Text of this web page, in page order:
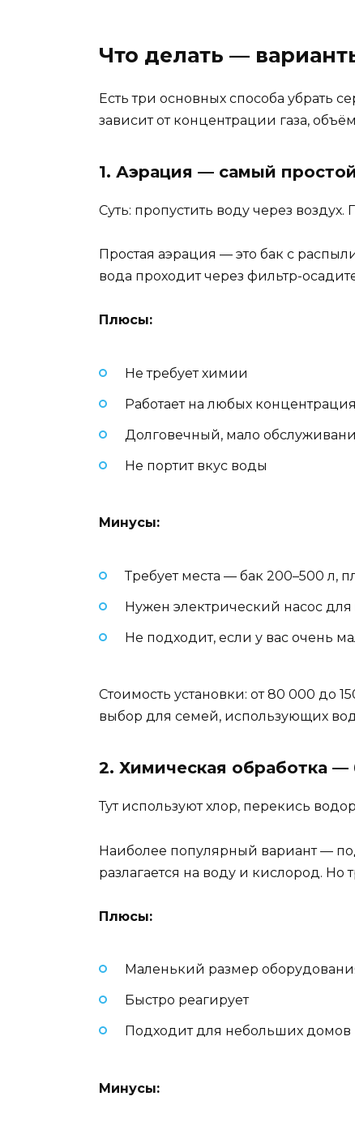
Что делать —
Есть три основных способа убрать
зависит от концентрации газа,
1. Аэрация — самый
Суть: пропустить воду через воздух.
Простая аэрация — это бак с
вода проходит через фильтр-
Плюсы:
Не требует химии
Работает на любых
Долговечный, мало
Не портит вкус воды
Минусы:
Требует места — бак 200–500 л,
Нужен электрический насос
Не подходит, если у вас очень
Стоимость установки: от 80 000 до
выбор для семей, использующих
2. Химическая обработка
Тут используют хлор, перекись
Наиболее популярный вариант —
разлагается на воду и кислород. Но
Плюсы:
Маленький размер
Быстро реагирует
Подходит для небольших домов
Минусы: